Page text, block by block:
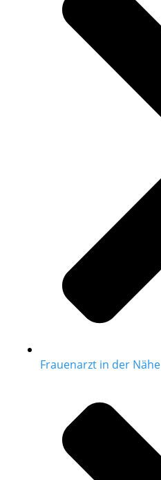
Frauenarzt in der Nähe